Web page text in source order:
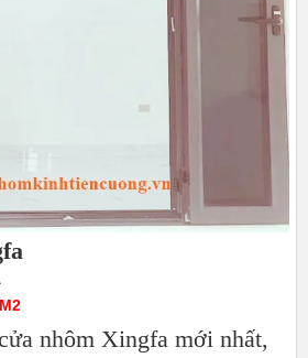
nhôm Xingfa mới nhất,